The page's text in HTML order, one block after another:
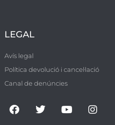
LEGAL
Avís legal
Política devolució i cancel·lació
Canal de denúncies